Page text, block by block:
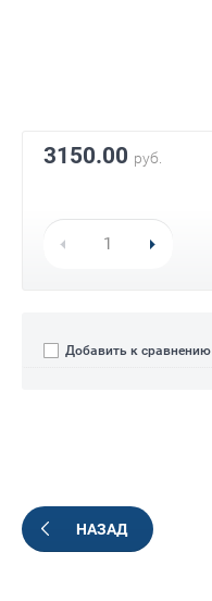
3150.00 руб.
Добавить к сравнению
НАЗАД